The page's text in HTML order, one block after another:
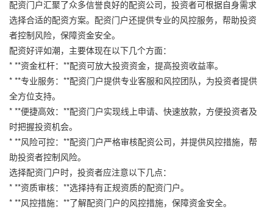
配资门户汇聚了众多信誉良好的配资公司，投资者可根据自身需求
选择合适的配资方案。配资门户还提供专业的风控服务，帮助投资
者控制风险，保障资金安全。
配资好评如潮，主要体现在以下几个方面：
* **资金杠杆：**配资可放大投资资金，提高投资收益率。
* **专业服务：**配资门户提供专业客服和风控团队，为投资者提供
全方位支持。
* **便捷高效：**配资门户实现线上申请、快速放款，方便投资者及
时把握投资机会。
* **风险可控：**配资门户严格审核配资公司，并提供风控措施，帮
助投资者控制风险。
选择配资门户时，投资者应注意以下几点：
* **资质审核：**选择持有正规资质的配资门户。
* **风控措施：**了解配资门户的风控措施，保障资金安全。